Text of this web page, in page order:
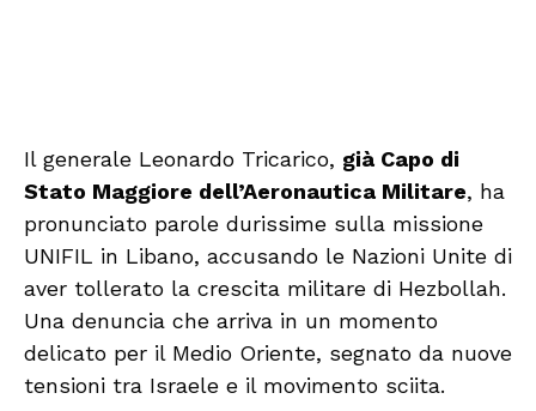
Il generale Leonardo Tricarico, già Capo di
Stato Maggiore dell’Aeronautica Militare, ha
pronunciato parole durissime sulla missione
UNIFIL in Libano, accusando le Nazioni Unite di
aver tollerato la crescita militare di Hezbollah.
Una denuncia che arriva in un momento
delicato per il Medio Oriente, segnato da nuove
tensioni tra Israele e il movimento sciita.